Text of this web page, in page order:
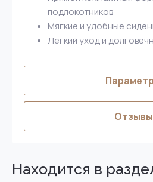
подлокотников
Мягкие и удобные
Лёгкий уход и
Отзывы
Находится в